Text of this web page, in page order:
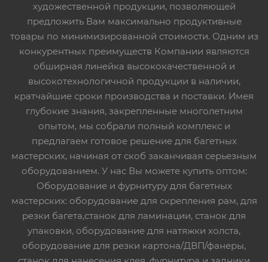
художественной продукции, позволяющей
предложить Вам максимально продуктивные
товары по минимизированной стоимости. Одним из
конкурентных преимуществ Компании являются
обширная линейка высококачественной и
высокотехнологичной продукции в наличии,
кратчайшие сроки производства и поставки. Имея
глубокие знания, закрепленные многолетним
опытом, мы собрали полный комплекс и
предлагаем готовое решение для багетных
мастерских, начиная от скоб заканчивая серьезным
оборудованием. У нас Вы можете купить оптом:
Оборудование и фурнитуру для багетных
мастерских: оборудование для скрепления рам, для
резки багета,станок для ламинации, станок для
упаковки, оборудование для натяжки холста,
оборудование для резки картона/ДВП/фанеры,